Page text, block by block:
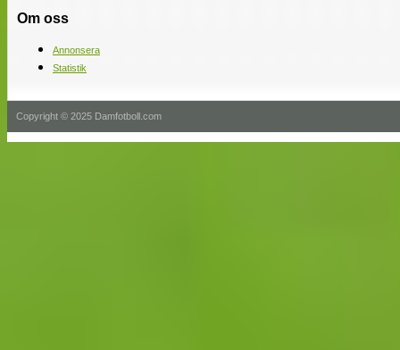
Om oss
Annonsera
Statistik
Copyright © 2025 Damfotboll.com